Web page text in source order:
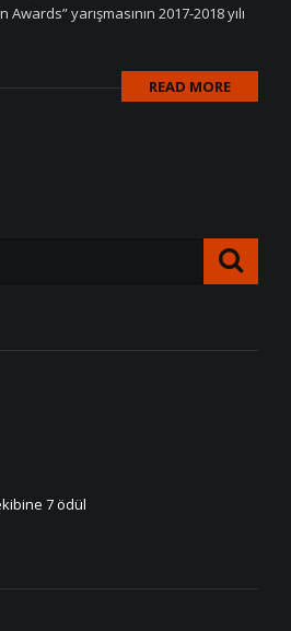
yarışmasının 2017-2018 yılı
READ MORE
7 ödül